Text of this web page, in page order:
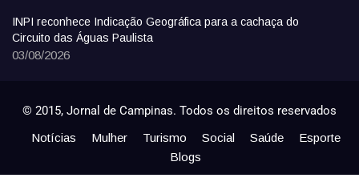
INPI reconhece Indicação Geográfica para a cachaça do
Circuito das Águas Paulista
03/08/2026
© 2015, Jornal de Campinas. Todos os direitos reservados
Notícias Mulher Turismo Social Saúde
Esporte
Blogs